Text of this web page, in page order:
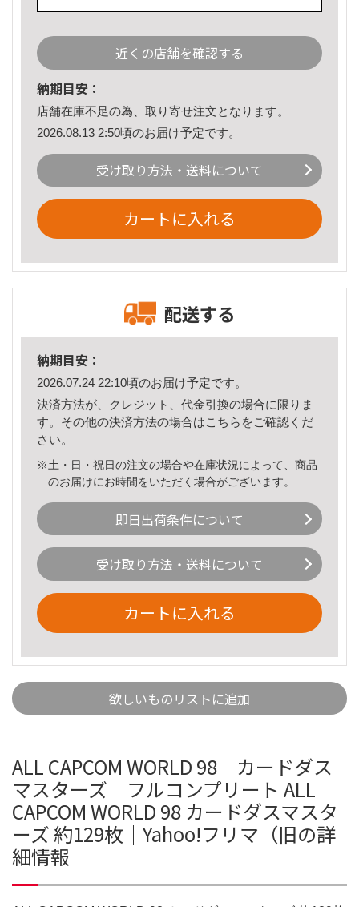
近くの店舗を確認する
納期目安：
店舗在庫不足の為、取り寄せ注文となります。
2026.08.13 2:50頃のお届け予定です。
受け取り方法・送料について
カートに入れる
配送する
納期目安：
2026.07.24 22:10頃のお届け予定です。
決済方法が、クレジット、代金引換の場合に限りま
す。その他の決済方法の場合はこちら をご確認くだ
さい。
※土・日・祝日の注文の場合や在庫状況によって、商品
のお届けにお時間をいただく場合がございます。
即日出荷条件について
受け取り方法・送料について
カートに入れる
欲しいものリストに追加
ALL CAPCOM WORLD 98 カードダス
マスターズ フルコンプリート ALL
CAPCOM WORLD 98 カードダスマスタ
ーズ 約129枚｜Yahoo!フリマ（旧の詳
細情報